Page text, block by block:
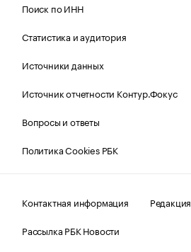
Поиск по ИНН
Статистика и аудитория
Источники данных
Источник отчетности Контур.Фокус
Вопросы и ответы
Политика Cookies РБК
Контактная информация
Редакция
Рассылка РБК Новости